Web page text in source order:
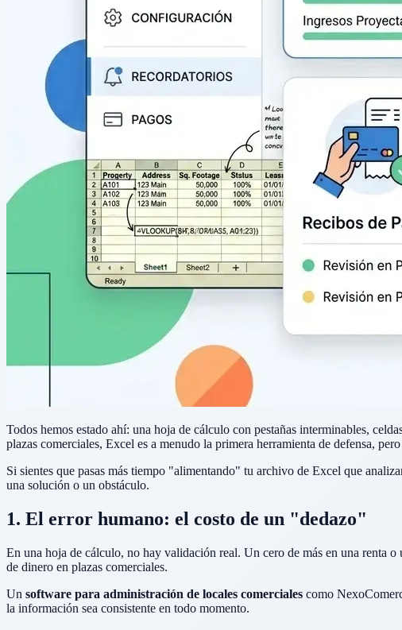
Todos hemos estado ahí: una hoja de cálculo con pestañas interminables,
plazas comerciales, Excel es a menudo la primera herramienta de defensa,
Si sientes que pasas más tiempo "alimentando" tu archivo de Excel que
una solución o un obstáculo.
1. El error humano: el costo de un "dedazo"
En una hoja de cálculo, no hay validación real. Un cero de más en una renta
de dinero en plazas comerciales.
Un software para administración de locales comerciales como
la información sea consistente en todo momento.